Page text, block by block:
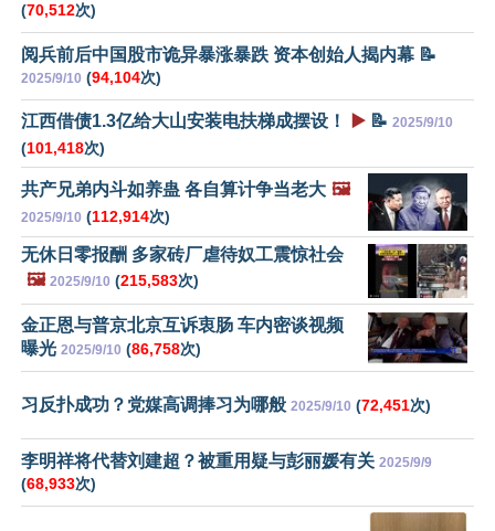
(70,512次)
阅兵前后中国股市诡异暴涨暴跌 资本创始人揭内幕 📝
2025/9/10 (94,104次)
江西借债1.3亿给大山安装电扶梯成摆设！ ▶️ 📝 2025/9/10
(101,418次)
共产兄弟内斗如养蛊 各自算计争当老大 🖼️
2025/9/10 (112,914次)
无休日零报酬 多家砖厂虐待奴工震惊社会
🖼️ 2025/9/10 (215,583次)
金正恩与普京北京互诉衷肠 车内密谈视频
曝光 2025/9/10 (86,758次)
习反扑成功？党媒高调捧习为哪般 2025/9/10 (72,451次)
李明祥将代替刘建超？被重用疑与彭丽媛有关 2025/9/9
(68,933次)